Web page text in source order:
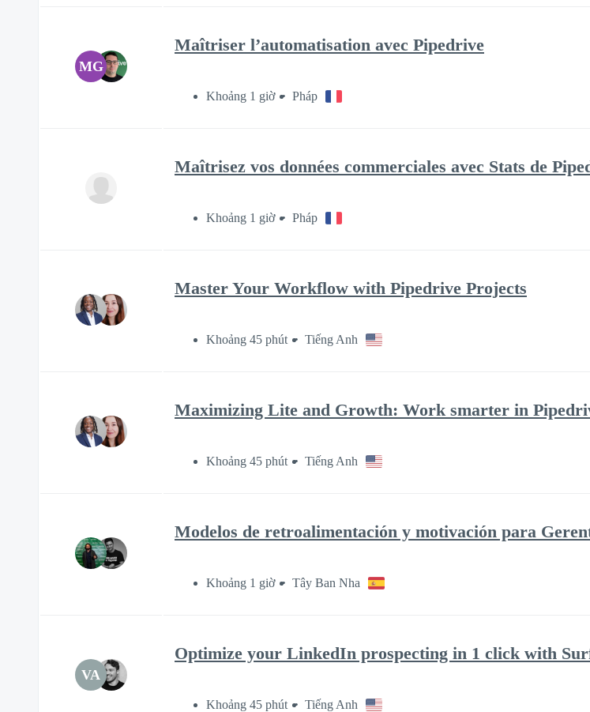
MG
Maîtriser l’automatisation avec Pipedrive
Khoảng 1 giờ Pháp
Maîtrisez vos données commerciales avec Stats de
Khoảng 1 giờ Pháp
Master Your Workflow with Pipedrive Projects
Khoảng 45 phút Tiếng Anh
Maximizing Lite and Growth: Work smarter in
Khoảng 45 phút Tiếng Anh
Modelos de retroalimentación y motivación para
Khoảng 1 giờ Tây Ban Nha
VA
Optimize your LinkedIn prospecting in 1 click with
Khoảng 45 phút Tiếng Anh